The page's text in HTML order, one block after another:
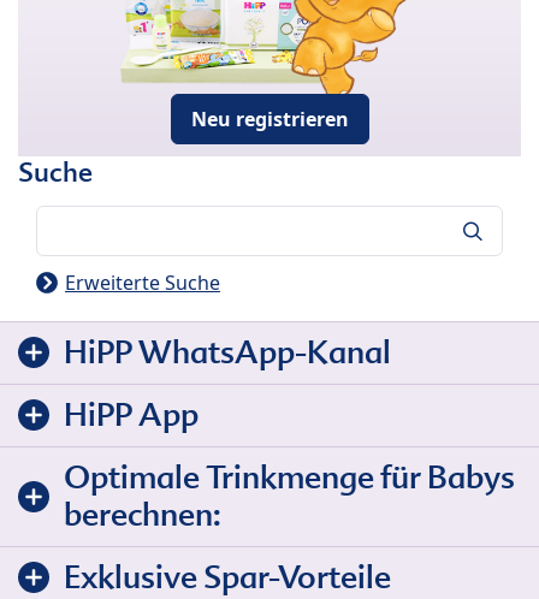
Neu registrieren
Suche
Erweiterte Suche
HiPP WhatsApp-Kanal
HiPP App
Optimale Trinkmenge für Babys
berechnen:
Exklusive Spar-Vorteile